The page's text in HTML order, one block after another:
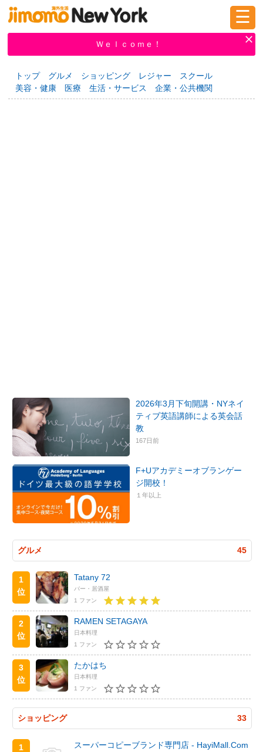
新規登録
掲示板 タウン情報 教えて！
☰
Ｗｅｌｃｏｍｅ！
トップ グルメ ショッピング レジャー
スクール
美容・健康
医療 生活・サービス 企業・公共機関
2026年3月下旬開講・NYネイ
ティブ英語講師による英会話
教
167日前
F+Uアカデミーオブランゲー
ジ開校！
１年以上
グルメ 45
1
位
Tatany 72
バー・居酒屋
1 ファン
2
位
RAMEN SETAGAYA
日本料理
1 ファン
3
位
たかはち
日本料理
1 ファン
ショッピング 33
1
スーパーコピーブランド専門店 - HayiMall.Com